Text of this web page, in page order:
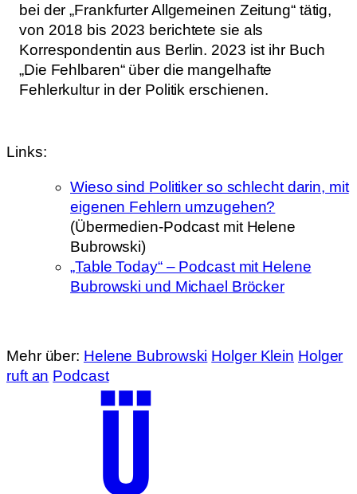
bei der „Frankfurter Allgemeinen Zeitung“ tätig,
von 2018 bis 2023 berichtete sie als
Korrespondentin aus Berlin. 2023 ist ihr Buch
„Die Fehlbaren“ über die mangelhafte
Fehlerkultur in der Politik erschienen.
Links:
Wieso sind Politiker so schlecht darin, mit
eigenen Fehlern umzugehen?
(Übermedien-Podcast mit Helene
Bubrowski)
„Table Today“ – Podcast mit Helene
Bubrowski und Michael Bröcker
Mehr über: Helene Bubrowski Holger Klein Holger
ruft an Podcast